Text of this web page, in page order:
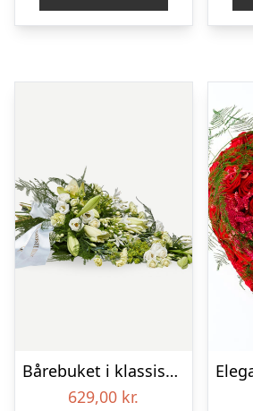
Bårebuket i klassisk stil med bånd – hvid
629,00 kr.